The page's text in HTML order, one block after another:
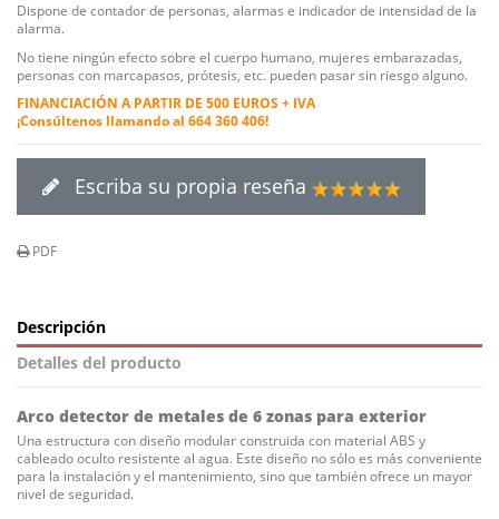
Dispone de contador de personas, alarmas e indicador de intensidad de la
alarma.
No tiene ningún efecto sobre el cuerpo humano, mujeres embarazadas,
personas con marcapasos, prótesis, etc. pueden pasar sin riesgo alguno.
FINANCIACIÓN A PARTIR DE 500 EUROS + IVA
¡Consúltenos llamando al 664 360 406!
Escriba su propia reseña
PDF
Descripción
Detalles del producto
Arco detector de metales de 6 zonas para exterior
Una estructura con diseño modular construida con material ABS y
cableado oculto resistente al agua. Este diseño no sólo es más conveniente
para la instalación y el mantenimiento, sino que también ofrece un mayor
nivel de seguridad.